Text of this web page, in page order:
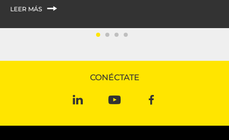
LEER MÁS
CONÉCTATE